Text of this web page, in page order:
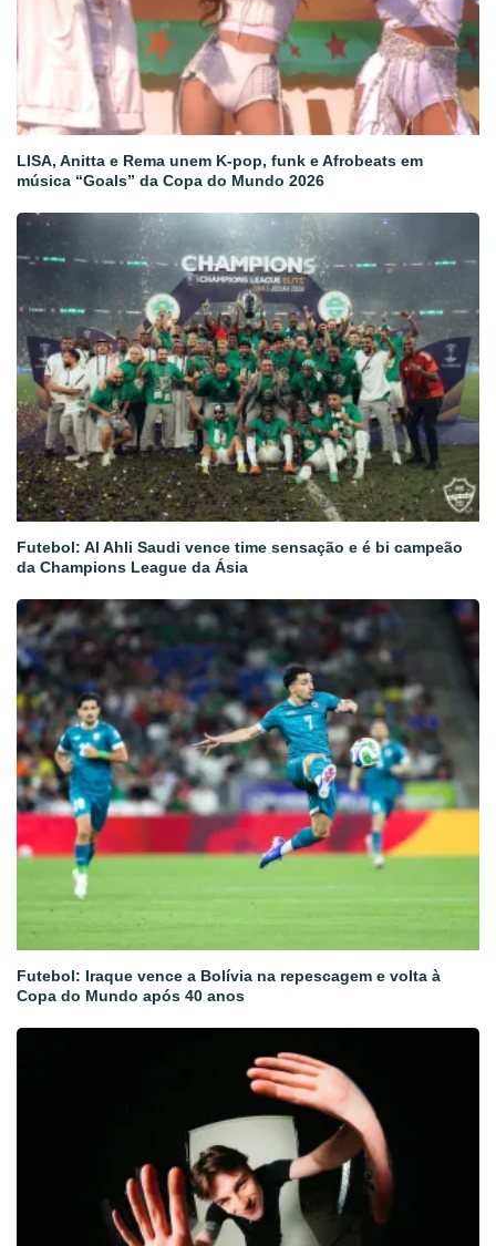
LISA, Anitta e Rema unem K-pop, funk e Afrobeats em
música “Goals” da Copa do Mundo 2026
Futebol: Al Ahli Saudi vence time sensação e é bi campeão
da Champions League da Ásia
Futebol: Iraque vence a Bolívia na repescagem e volta à
Copa do Mundo após 40 anos